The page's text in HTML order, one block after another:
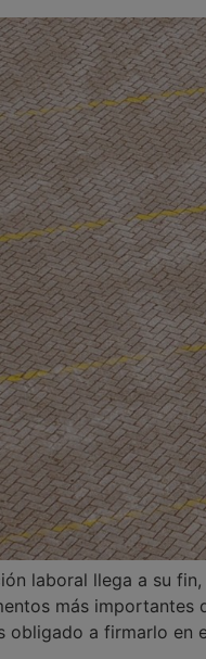
laboral llega a su
más importantes
obligado a firmarlo en